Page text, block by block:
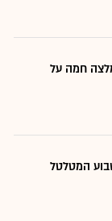
חמה על
המטלטל